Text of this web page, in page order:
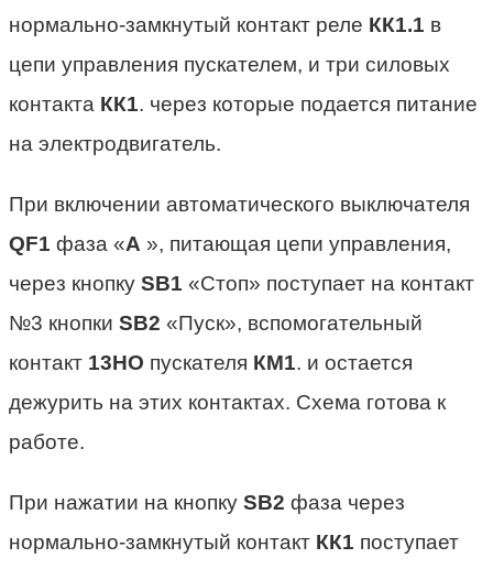
нормально-замкнутый контакт реле КК1.1 в
цепи управления пускателем, и три силовых
контакта КК1. через которые подается питание
на электродвигатель.
При включении автоматического выключателя
QF1 фаза «А », питающая цепи управления,
через кнопку SB1 «Стоп» поступает на контакт
№3 кнопки SB2 «Пуск», вспомогательный
контакт 13НО пускателя КМ1. и остается
дежурить на этих контактах. Схема готова к
работе.
При нажатии на кнопку SB2 фаза через
нормально-замкнутый контакт КК1 поступает